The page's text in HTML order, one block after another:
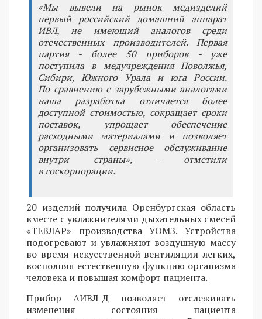
«Мы вывели на рынок медизделий
первый российский домашний аппарат
ИВЛ, не имеющий аналогов среди
отечественных производителей. Первая
партия - более 50 приборов - уже
поступила в медучреждения Поволжья,
Сибири, Южного Урала и юга России.
По сравнению с зарубежными аналогами
наша разработка отличается более
доступной стоимостью, сокращает сроки
поставок, упрощает обеспечение
расходными материалами и позволяет
организовать сервисное обслуживание
внутри страны», - отметили
в госкорпорации.
20 изделий получила Оренбургская область
вместе с увлажнителями дыхательных смесей
«ТЕВЛАР» производства УОМЗ. Устройства
подогревают и увлажняют воздушную массу
во время искусственной вентиляции легких,
восполняя естественную функцию организма
человека и повышая комфорт пациента.
Прибор АИВЛ-Д позволяет отслеживать
изменения состояния пациента